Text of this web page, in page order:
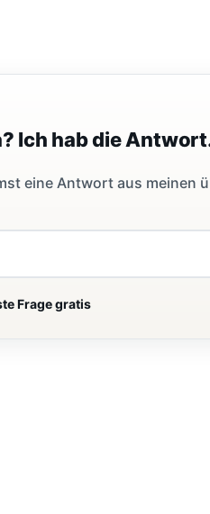
Ich hab die
eine Antwort aus meinen
Frage gratis